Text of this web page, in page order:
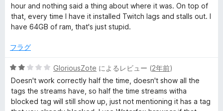
評
価
hour and nothing said a thing about where it was. On top of
that, every time I have it installed Twitch lags and stalls out. I
have 64GB of ram, that's just stupid.
フラグ
5
段
階
中
2
GloriousZote によるレビュー (2年前)
Doesn't work correctly half the time, doesn't show all the
tags the streams have, so half the time streams witha
blocked tag will still show up, just not mentioning it has a tag